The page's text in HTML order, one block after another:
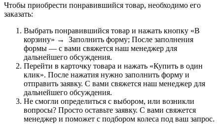
Чтобы приобрести понравившийся товар, необходимо его
заказать:
Выбрать понравившийся товар и нажать кнопку «В
корзину» → Заполнить форму; После заполнения
формы — с вами свяжется наш менеджер для
дальнейшего обсуждения.
Перейти в карточку товара и нажать «Купить в один
клик». После нажатия нужно заполнить форму и
отправить заявку. С вами свяжется наш менеджер для
дальнейшего обсуждения.
Не смогли определиться с выбором, или возникли
вопросы? Просто оставьте заявку. С вами свяжется
менеджер и поможет с подбором колеса под ваш запрос.